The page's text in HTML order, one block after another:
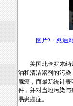
图片2：桑迪
美国北卡罗来纳
油和清洁溶剂的污染
腺癌，而最新统计
件，并对当地污染
易患癌症。